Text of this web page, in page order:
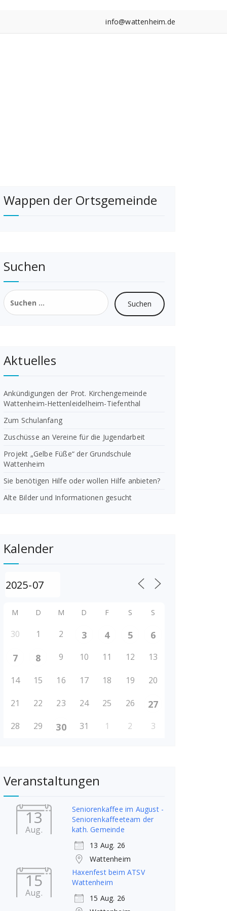
info@wattenheim.de
Wappen der Ortsgemeinde
Suchen
Suchen
nach:
Aktuelles
Ankündigungen der Prot. Kirchengemeinde
Wattenheim-Hettenleidelheim-Tiefenthal
Zum Schulanfang
Zuschüsse an Vereine für die Jugendarbeit
Projekt „Gelbe Füße“ der Grundschule
Wattenheim
Sie benötigen Hilfe oder wollen Hilfe anbieten?
Alte Bilder und Informationen gesucht
Kalender
M D M D F S S
30 1 2 3 4 5
6
7
8 9 10 11 12 13
14 15 16 17 18 19 20
21 22 23 24 25 26 27
28 29 30 31 1 2 3
Veranstaltungen
13
Aug.
Seniorenkaffee im August -
Seniorenkaffeeteam der
kath. Gemeinde
13 Aug. 26
Wattenheim
15
Aug.
Haxenfest beim ATSV
Wattenheim
15 Aug. 26